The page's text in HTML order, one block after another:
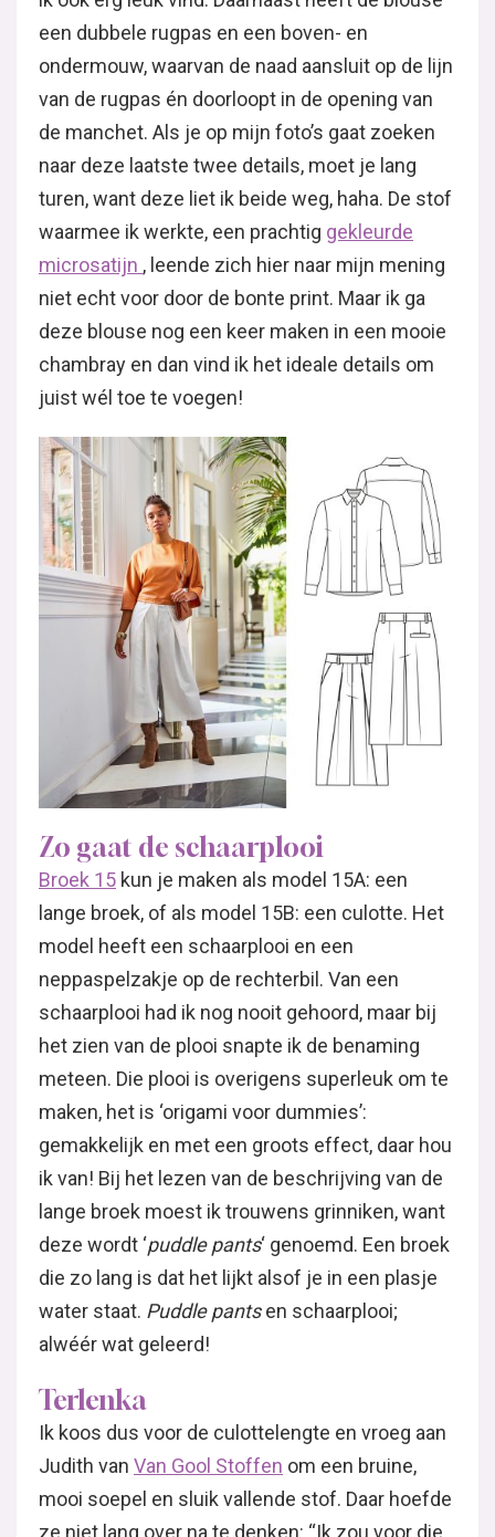
een dubbele rugpas en een boven- en
ondermouw, waarvan de naad aansluit op de lijn
van de rugpas én doorloopt in de opening van
de manchet. Als je op mijn foto’s gaat zoeken
naar deze laatste twee details, moet je lang
turen, want deze liet ik beide weg, haha. De stof
waarmee ik werkte, een prachtig gekleurde
microsatijn , leende zich hier naar mijn mening
niet echt voor door de bonte print. Maar ik ga
deze blouse nog een keer maken in een mooie
chambray en dan vind ik het ideale details om
juist wél toe te voegen!
Zo gaat de schaarplooi
Broek 15 kun je maken als model 15A: een
lange broek, of als model 15B: een culotte. Het
model heeft een schaarplooi en een
neppaspelzakje op de rechterbil. Van een
schaarplooi had ik nog nooit gehoord, maar bij
het zien van de plooi snapte ik de benaming
meteen. Die plooi is overigens superleuk om te
maken, het is ‘origami voor dummies’:
gemakkelijk en met een groots effect, daar hou
ik van! Bij het lezen van de beschrijving van de
lange broek moest ik trouwens grinniken, want
deze wordt ‘puddle pants‘ genoemd. Een broek
die zo lang is dat het lijkt alsof je in een plasje
water staat. Puddle pantsen schaarplooi;
alwéér wat geleerd!
Terlenka
Ik koos dus voor de culottelengte en vroeg aan
Judith van Van Gool Stoffen om een bruine,
mooi soepel en sluik vallende stof. Daar hoefde
ze niet lang over na te denken: “Ik zou voor die